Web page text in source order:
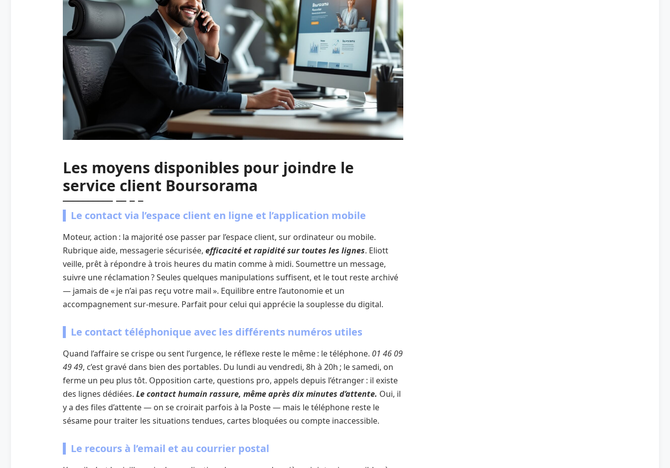
Les moyens disponibles pour joindre le
service client Boursorama
Le contact via l’espace client en ligne et l’application mobile
Moteur, action : la majorité ose passer par l’espace client, sur ordinateur ou mobile.
Rubrique aide, messagerie sécurisée, efficacité et rapidité sur toutes les lignes. Eliott
veille, prêt à répondre à trois heures du matin comme à midi. Soumettre un message,
suivre une réclamation ? Seules quelques manipulations suffisent, et le tout reste archivé
— jamais de « je n’ai pas reçu votre mail ». Equilibre entre l’autonomie et un
accompagnement sur-mesure. Parfait pour celui qui apprécie la souplesse du digital.
Le contact téléphonique avec les différents numéros utiles
Quand l’affaire se crispe ou sent l’urgence, le réflexe reste le même : le téléphone. 01 46 09
49 49, c’est gravé dans bien des portables. Du lundi au vendredi, 8h à 20h ; le samedi, on
ferme un peu plus tôt. Opposition carte, questions pro, appels depuis l’étranger : il existe
des lignes dédiées. Le contact humain rassure, même après dix minutes d’attente. Oui, il
y a des files d’attente — on se croirait parfois à la Poste — mais le téléphone reste le
sésame pour traiter les situations tendues, cartes bloquées ou compte inaccessible.
Le recours à l’email et au courrier postal